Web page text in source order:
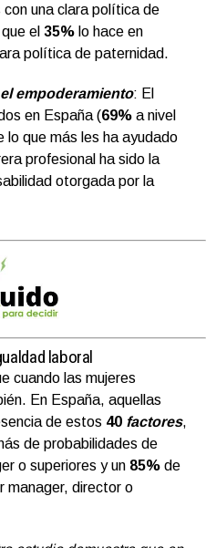
una clara política de
el 35% lo hace en
política de paternidad.
empoderamiento: El
en España (69% a nivel
lo que más les ha ayudado
profesional ha sido la
otorgada por la
laboral
cuando las mujeres
En España, aquellas
de estos 40 factores,
de probabilidades de
o superiores y un 85% de
manager, director o